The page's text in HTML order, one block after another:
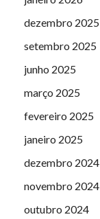
dezembro 2025
setembro 2025
junho 2025
março 2025
fevereiro 2025
janeiro 2025
dezembro 2024
novembro 2024
outubro 2024